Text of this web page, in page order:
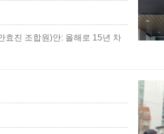
효진 조합원)안: 올해로 15년 차